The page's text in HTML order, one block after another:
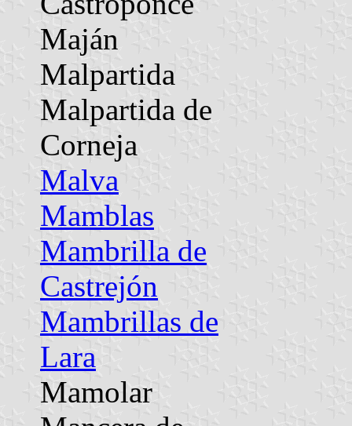
Maján
Malpartida
Malpartida de
Corneja
Malva
Mamblas
Mambrilla de
Castrejón
Mambrillas de
Lara
Mamolar